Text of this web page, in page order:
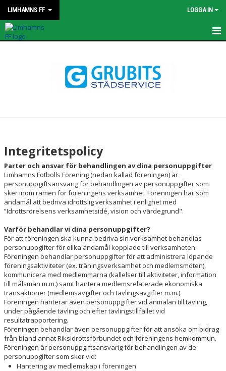
LIMHAMNS FF LOGGA IN
VISION
STYRDOKUMENT
INTEGRITETSPOLICY
STADGAR
KALENDER
MATCHER
PROFILKLÄDER
AVGIFTER
ANMÄLAN
LIMHAMN BACKYARD ULTRA
Integritetspolicy
Parter och ansvar för behandlingen av dina personuppgifter
Limhamns Fotbolls Förening (nedan kallad föreningen) är
personuppgiftsansvarig för behandlingen av personuppgifter som
sker inom ramen för föreningens verksamhet. Föreningen har som
ändamål att bedriva idrottslig verksamhet i enlighet med
”Idrottsrörelsens verksamhetsidé, vision och värdegrund".
Varför behandlar vi dina personuppgifter?
För att föreningen ska kunna bedriva sin verksamhet behandlas
personuppgifter för olika ändamål kopplade till verksamheten.
Föreningen behandlar personuppgifter för att administrera löpande
föreningsaktiviteter (ex. träningsverksamhet och medlemsmöten),
kommunicera med medlemmarna (kallelser till aktiviteter, information
till målsmän m.m.) samt hantera medlemsrelaterade ekonomiska
transaktioner (medlemsavgifter och tävlingsavgifter m.m.).
Föreningen hanterar även personuppgifter vid anmälan till tävling,
under pågående tävling och efter tävlingstillfället vid
resultatrapportering.
Föreningen behandlar även personuppgifter för att ansöka om bidrag
från bland annat Riksidrottsförbundet och föreningens hemkommun.
Föreningen är personuppgiftsansvarig för behandlingen av de
personuppgifter som sker vid:
Hantering av medlemskap i föreningen